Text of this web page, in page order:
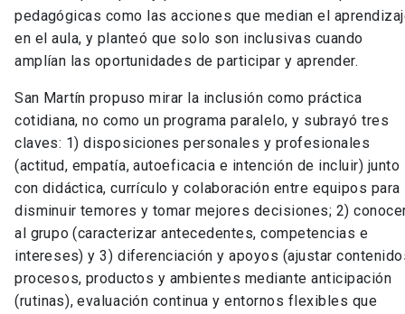
pedagógicas como las acciones que median el
en el aula, y planteó que solo son inclusivas cuando
amplían las oportunidades de participar y aprender.
San Martín propuso mirar la inclusión como práctica
cotidiana, no como un programa paralelo, y subrayó tres
claves: 1) disposiciones personales y profesionales
(actitud, empatía, autoeficacia e intención de incluir) junto
con didáctica, currículo y colaboración entre equipos para
disminuir temores y tomar mejores decisiones; 2)
al grupo (caracterizar antecedentes, competencias e
intereses) y 3) diferenciación y apoyos (ajustar
procesos, productos y ambientes mediante anticipación
(rutinas), evaluación continua y entornos flexibles que